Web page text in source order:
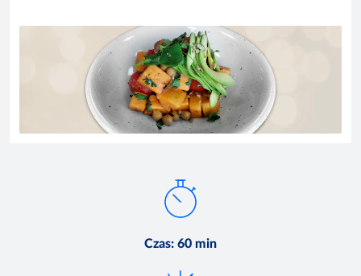
Czas: 60 min